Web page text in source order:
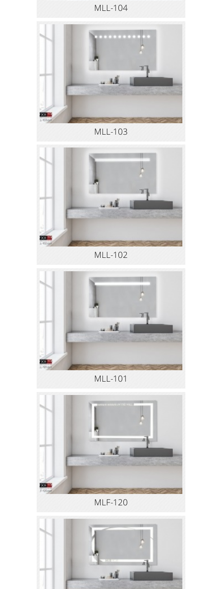
MLL-104
MLL-103
MLL-102
MLL-101
MLF-120